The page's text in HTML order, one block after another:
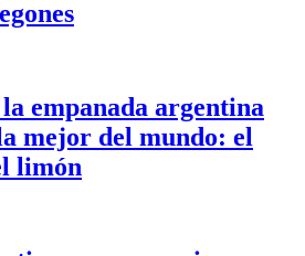
empanada argentina
mejor del mundo: el
limón